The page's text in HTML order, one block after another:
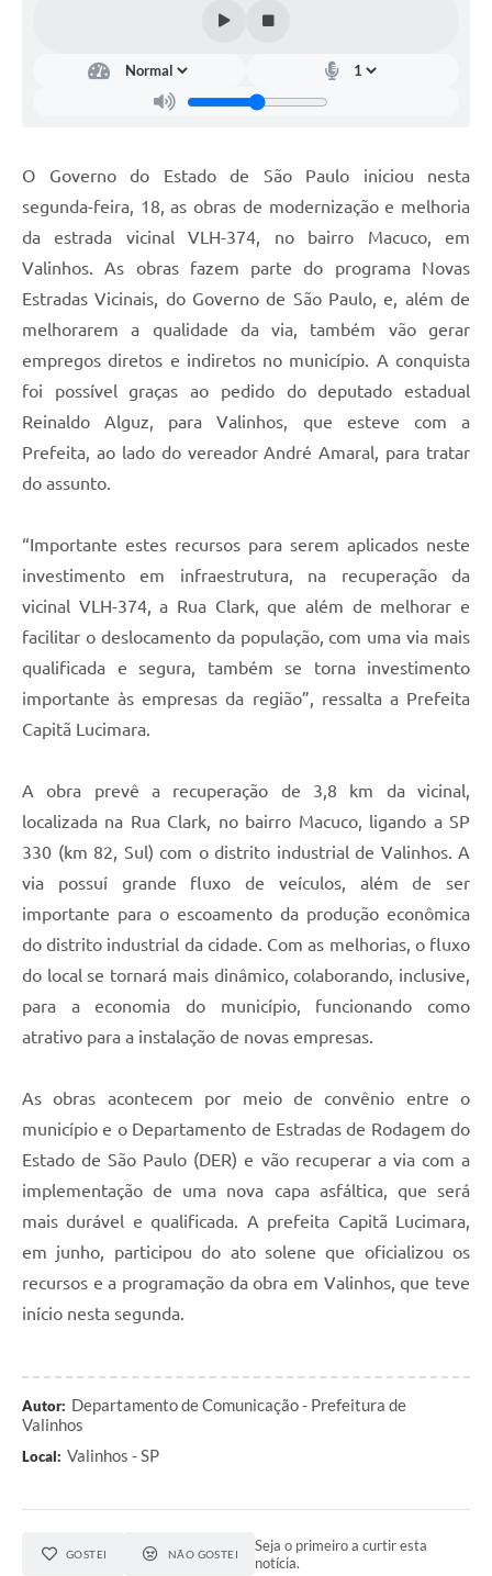
Galeria de Vídeos
Projetos
Contas Públicas
Links
Telefones Úteis
Enquete
Jornal
SIC
Contato
O Governo do Estado de São Paulo iniciou nesta
segunda-feira, 18, as obras de modernização e melhoria
da estrada vicinal VLH-374, no bairro Macuco, em
Valinhos. As obras fazem parte do programa Novas
Estradas Vicinais, do Governo de São Paulo, e, além de
melhorarem a qualidade da via, também vão gerar
empregos diretos e indiretos no município. A conquista
foi possível graças ao pedido do deputado estadual
Reinaldo Alguz, para Valinhos, que esteve com a
Prefeita, ao lado do vereador André Amaral, para tratar
do assunto.
“Importante estes recursos para serem aplicados neste
investimento em infraestrutura, na recuperação da
vicinal VLH-374, a Rua Clark, que além de melhorar e
facilitar o deslocamento da população, com uma via mais
qualificada e segura, também se torna investimento
importante às empresas da região”, ressalta a Prefeita
Capitã Lucimara.
A obra prevê a recuperação de 3,8 km da vicinal,
localizada na Rua Clark, no bairro Macuco, ligando a SP
330 (km 82, Sul) com o distrito industrial de Valinhos. A
via possuí grande fluxo de veículos, além de ser
importante para o escoamento da produção econômica
do distrito industrial da cidade. Com as melhorias, o fluxo
do local se tornará mais dinâmico, colaborando, inclusive,
para a economia do município, funcionando como
atrativo para a instalação de novas empresas.
As obras acontecem por meio de convênio entre o
município e o Departamento de Estradas de Rodagem do
Estado de São Paulo (DER) e vão recuperar a via com a
implementação de uma nova capa asfáltica, que será
mais durável e qualificada. A prefeita Capitã Lucimara,
em junho, participou do ato solene que oficializou os
recursos e a programação da obra em Valinhos, que teve
início nesta segunda.
Autor: Departamento de Comunicação - Prefeitura de
Valinhos
Local: Valinhos - SP
GOSTEI NÃO GOSTEI
Seja o primeiro a curtir esta
notícia.